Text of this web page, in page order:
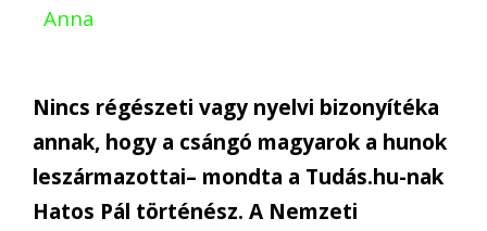
Anna
Nincs régészeti vagy nyelvi bizonyítéka
annak, hogy a csángó magyarok a hunok
leszármazottai– mondta a Tudás.hu-nak
Hatos Pál történész. A Nemzeti